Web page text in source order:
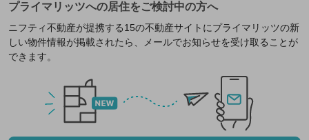
プライマリッツへの居住をご検討中の方へ
ニフティ不動産が提携する15の不動産サイトにプライマリッツの新
しい物件情報が掲載されたら、メールでお知らせを受け取ることが
できます。